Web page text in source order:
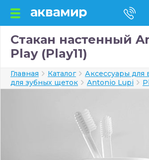
Стакан настенный
Play (Play11)
Главная Каталог Аксессуары для
для зубных щеток
Antonio Lupi